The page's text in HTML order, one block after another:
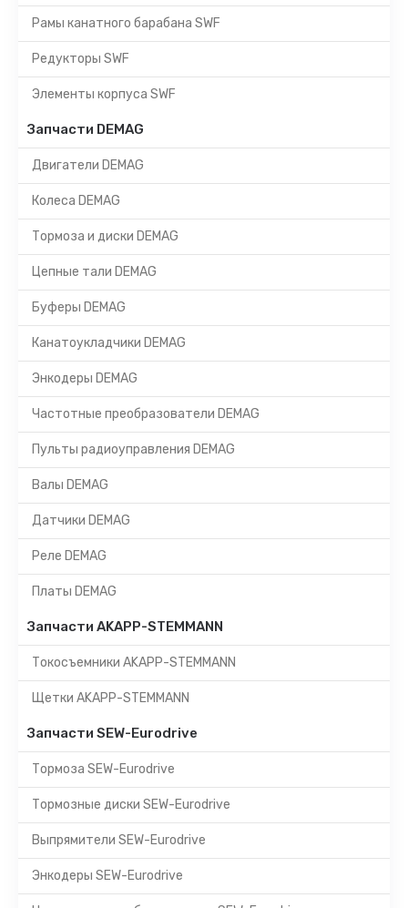
Рамы канатного барабана SWF
Редукторы SWF
Элементы корпуса SWF
Запчасти DEMAG
Двигатели DEMAG
Колеса DEMAG
Тормоза и диски DEMAG
Цепные тали DEMAG
Буферы DEMAG
Канатоукладчики DEMAG
Энкодеры DEMAG
Частотные преобразователи DEMAG
Пульты радиоуправления DEMAG
Валы DEMAG
Датчики DEMAG
Реле DEMAG
Платы DEMAG
Запчасти AKAPP-STEMMANN
Токосъемники AKAPP-STEMMANN
Щетки AKAPP-STEMMANN
Запчасти SEW-Eurodrive
Тормоза SEW-Eurodrive
Тормозные диски SEW-Eurodrive
Выпрямители SEW-Eurodrive
Энкодеры SEW-Eurodrive